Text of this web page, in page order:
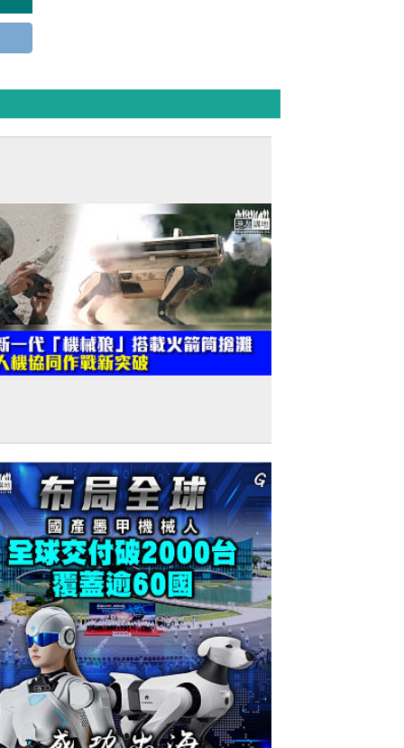
灘 人機協同作戰新突破